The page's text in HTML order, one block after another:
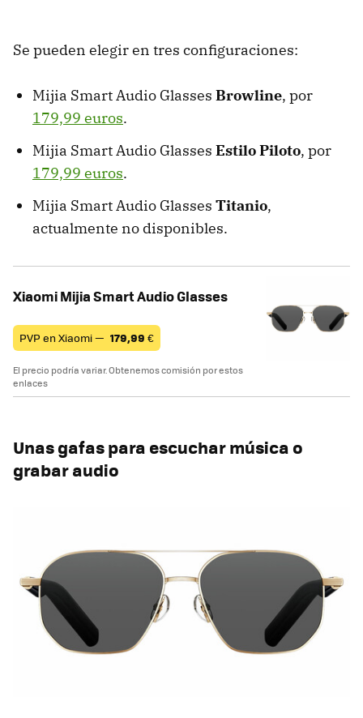
Se pueden elegir en tres configuraciones:
Mijia Smart Audio Glasses Browline, por
179,99 euros.
Mijia Smart Audio Glasses Estilo Piloto, por
179,99 euros.
Mijia Smart Audio Glasses Titanio,
actualmente no disponibles.
Xiaomi Mijia Smart Audio Glasses
PVP en Xiaomi — 179,99 €
El precio podría variar. Obtenemos comisión por estos
enlaces
Unas gafas para escuchar música o
grabar audio